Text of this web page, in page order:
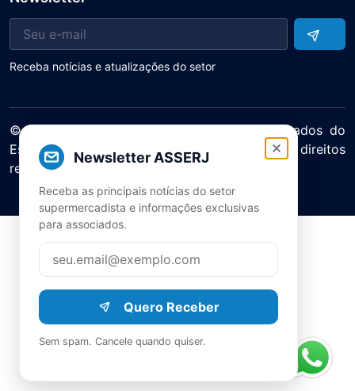
Newsletter ASSERJ
Receba as principais notícias do setor
supermercadista e informações exclusivas
para associados.
Quero Receber
Sem spam. Cancele quando quiser.
Receba notícias e atualizações do setor
© 2025 ASERJ – Associação de Supermercados do
Estado do Rio de Janeiro. Todos os direitos
reservados.
Política de Privacidade Termos de Uso